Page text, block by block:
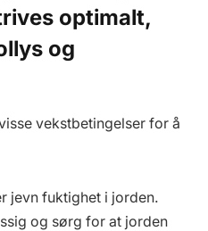
optimalt,
og
vekstbetingelser for å
jevn fuktighet i jorden.
og sørg for at jorden